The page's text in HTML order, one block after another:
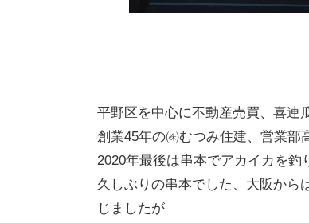
平野区を中心に不動産売買、喜連
創業45年の㈱むつみ住建、営業部
2020年最後は串本でアカイカを釣
久しぶりの串本でした、大阪から
じましたが